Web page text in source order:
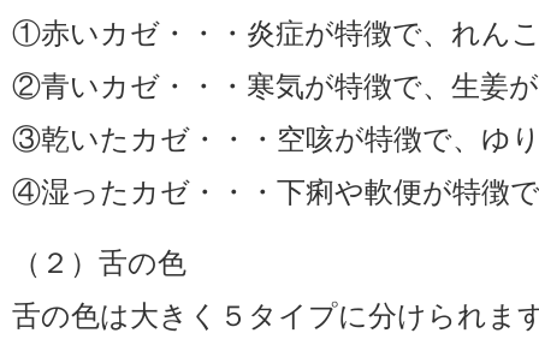
①赤いカゼ・・・炎症が特徴で、れん
②青いカゼ・・・寒気が特徴で、生姜
③乾いたカゼ・・・空咳が特徴で、ゆ
④湿ったカゼ・・・下痢や軟便が特徴
（２）舌の色
舌の色は大きく５タイプに分けられま